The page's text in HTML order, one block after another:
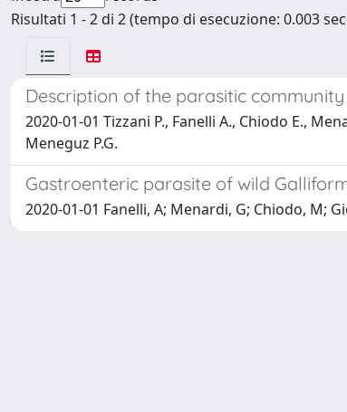
Risultati 1 - 2 di 2 (tempo di esecuzione: 0.003
Description of the parasitic
2020-01-01 Tizzani P., Fanelli A., Chiodo E.,
Meneguz P.G.
Gastroenteric parasite of wild
2020-01-01 Fanelli, A; Menardi, G; Chiodo, M;